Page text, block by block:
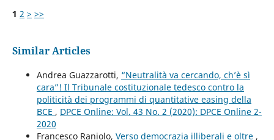
1 2 > >>
Similar Articles
Andrea Guazzarotti, “Neutralità va cercando, ch’è sì
cara”! Il Tribunale costituzionale tedesco contro la
politicità dei programmi di quantitative easing della
BCE , DPCE Online: Vol. 43 No. 2 (2020): DPCE Online 2-
2020
Francesco Raniolo, Verso democrazia illiberali e oltre ,